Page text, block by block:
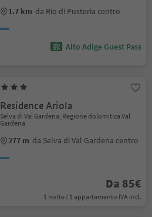
1.7 km da Rio di Pusteria centro
Alto Adige Guest Pass
Residence Ariola
Selva di Val Gardena, Regione dolomitica Val
Gardena
277 m da Selva di Val Gardena centro
Da 85€
1 notte / 1 appartamento IVA incl.